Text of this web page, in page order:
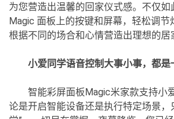
为您营造出温馨的回家仪式感。不仅如
Magic 面板上的按键和屏幕，轻松调节
根据不同的场合和心情营造出理想的居
小爱同学语音控制大事小事，都是
智能彩屏面板Magic米家款支持小
论是开启智能设备还是执行特定场景，